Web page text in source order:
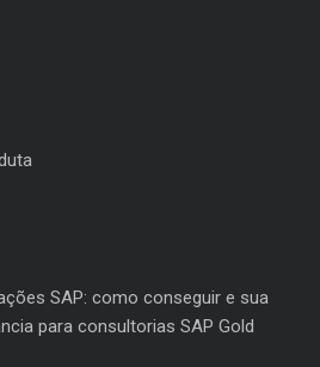
SAP: como conseguir e sua
para consultorias SAP Gold